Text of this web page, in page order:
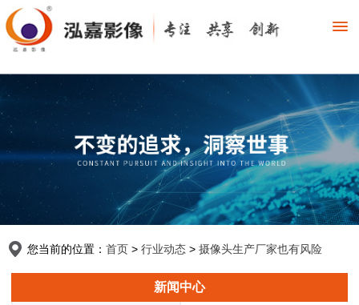
您当前的位置： 首页 > 行业动态 > 摄像头生产厂家也有风险
新闻中心